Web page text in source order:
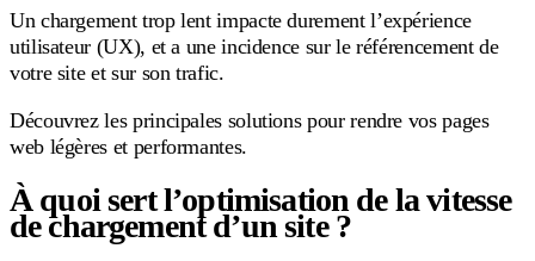
Un chargement trop lent impacte durement l’expérience
utilisateur (UX), et a une incidence sur le référencement de
votre site et sur son trafic.
Découvrez les principales solutions pour rendre vos pages
web légères et performantes.
À quoi sert l’optimisation de la vitesse
de chargement d’un site ?